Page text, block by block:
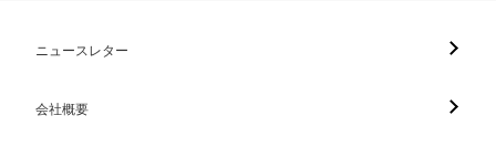
ニュースレター
会社概要